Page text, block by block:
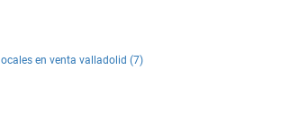
locales en venta valladolid (7)